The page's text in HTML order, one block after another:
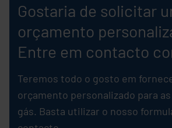
Gostaria de solicitar
orçamento
Entre em contacto
Teremos todo o gosto em
orçamento personalizado para
gás. Basta utilizar o nosso